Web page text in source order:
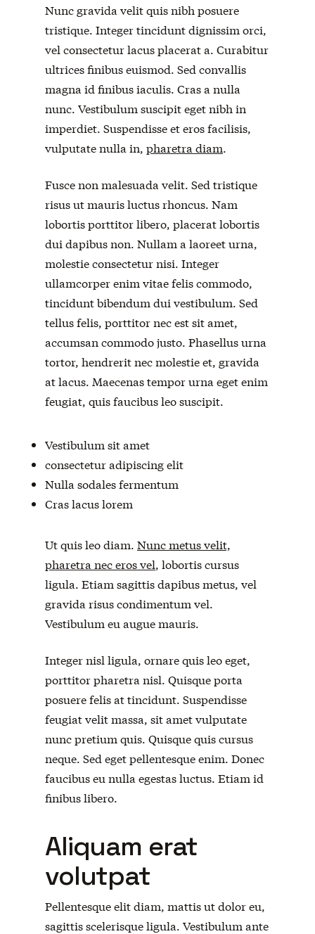
Nunc gravida velit quis nibh posuere
tristique. Integer tincidunt dignissim orci,
vel consectetur lacus placerat a. Curabitur
ultrices finibus euismod. Sed convallis
magna id finibus iaculis. Cras a nulla
nunc. Vestibulum suscipit eget nibh in
imperdiet. Suspendisse et eros facilisis,
vulputate nulla in, pharetra diam.
Fusce non malesuada velit. Sed tristique
risus ut mauris luctus rhoncus. Nam
lobortis porttitor libero, placerat lobortis
dui dapibus non. Nullam a laoreet urna,
molestie consectetur nisi. Integer
ullamcorper enim vitae felis commodo,
tincidunt bibendum dui vestibulum. Sed
tellus felis, porttitor nec est sit amet,
accumsan commodo justo. Phasellus urna
tortor, hendrerit nec molestie et, gravida
at lacus. Maecenas tempor urna eget enim
feugiat, quis faucibus leo suscipit.
Vestibulum sit amet
consectetur adipiscing elit
Nulla sodales fermentum
Cras lacus lorem
Ut quis leo diam. Nunc metus velit,
pharetra nec eros vel, lobortis cursus
ligula. Etiam sagittis dapibus metus, vel
gravida risus condimentum vel.
Vestibulum eu augue mauris.
Integer nisl ligula, ornare quis leo eget,
porttitor pharetra nisl. Quisque porta
posuere felis at tincidunt. Suspendisse
feugiat velit massa, sit amet vulputate
nunc pretium quis. Quisque quis cursus
neque. Sed eget pellentesque enim. Donec
faucibus eu nulla egestas luctus. Etiam id
finibus libero.
Aliquam erat
volutpat
Pellentesque elit diam, mattis ut dolor eu,
sagittis scelerisque ligula. Vestibulum ante